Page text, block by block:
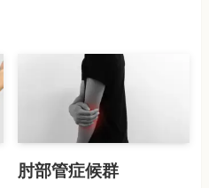
肘部管症候群